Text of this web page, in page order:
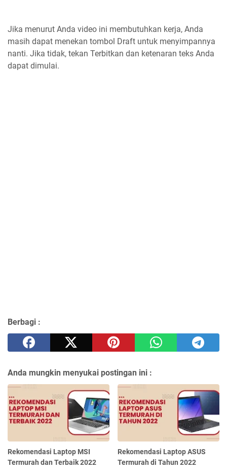
Jika menurut Anda video ini membutuhkan kerja, Anda
masih dapat menekan tombol Draft untuk menyimpannya
nanti. Jika tidak, tekan Terbitkan dan ketenaran teks Anda
dapat dimulai.
Berbagi :
Anda mungkin menyukai postingan ini :
Rekomendasi Laptop MSI
Termurah dan Terbaik 2022
Rekomendasi Laptop ASUS
Termurah di Tahun 2022